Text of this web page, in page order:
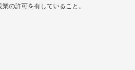
の許可を有していること。